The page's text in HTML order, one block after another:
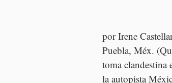
por Irene
Puebla, Méx.
toma clandestina
la autopista